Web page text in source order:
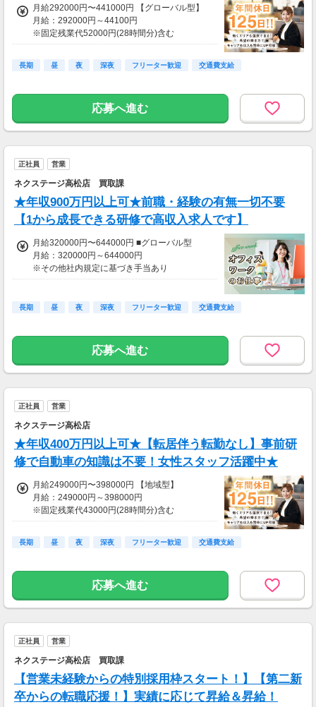
月給292000円〜441000円 【グローバル型】
月給：292000円～44100円
※固定残業代52000円(28時間分)含む
※28時間を超える場合は別途残業代を支給
区手当 35000円)
【賞与】
年2回支給(7月・12月)
※店舗貢献に応じて”チーム賞与年2回”プラス支
給！
【昇給】
年1回
長期 昼 夜 深夜 フリーター歓迎 交通費支給
応募へ進む
正社員 営業
ネクステージ高松店 買取課
★年収900万円以上可★前職・経験の有無一切不要
【1から成長できる研修で高収入求人です】
月給320000円〜644000円 ■グローバル型
月給：320000円～644000円
※その他社内規定に基づき手当あり
※みなし残業代59000円/月29h含む
単位)
※店舗貢献に応じて”チーム賞与年2回”プラス支
年収：4256000円～9016000円
・副店長最高年収：9016000円(月給644000円
・チーフ最高年収：8232000円(月給588000円
×12か月+賞与)
×12か月+賞与)
・副店長最低年収：7159000円
・チーフ最低年収：5782000円
【手厚い諸手当でさらに収入をサポート！】
・住宅手当(5000円～2万円)
・家族手当(配偶者1万円、子一人につき3000
円)
・出産祝金(3万円)
・残業手当(1分単位)
・社員購入割引
・自動車保険団体割引
・確定拠出年金(DC)制度あり
・退職金制度あり
長期 昼 夜 深夜 フリーター歓迎 交通費支給
応募へ進む
正社員 営業
ネクステージ高松店
★年収400万円以上可★【転居伴う転勤なし】事前研
修で自動車の知識は不要！女性スタッフ活躍中★
月給249000円〜398000円 【地域型】
月給：249000円～398000円
※固定残業代43000円(28時間分)含む
※28時間を超える場合は別途残業代を支給
年2回支給(7月・12月)
※店舗貢献に応じて”チーム賞与年2回”プラス支
給！
【昇給】
年1回
長期 昼 夜 深夜 フリーター歓迎 交通費支給
応募へ進む
正社員 営業
ネクステージ高松店 買取課
【営業未経験からの特別採用枠スタート！】【第二新
卒からの転職応援！】実績に応じて昇給＆昇給！